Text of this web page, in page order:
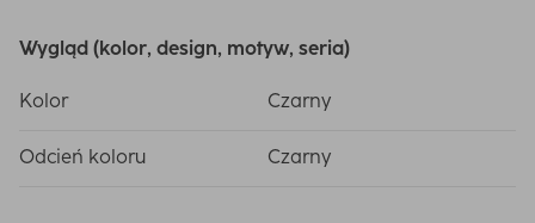
Wygląd (kolor, design, motyw, seria)
Kolor Czarny
Odcień koloru Czarny